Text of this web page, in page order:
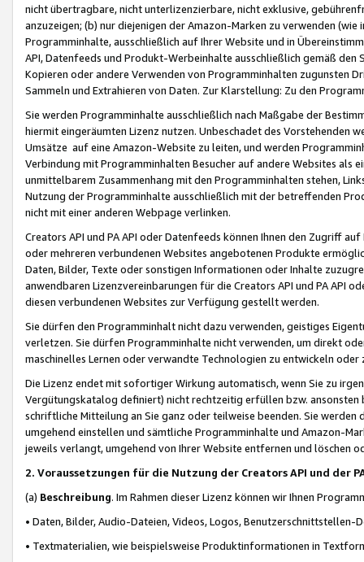
nicht übertragbare, nicht unterlizenzierbare, nicht exklusive,
anzuzeigen; (b) nur diejenigen der Amazon-Marken zu verwenden
Programminhalte, ausschließlich auf Ihrer Website und in
API, Datenfeeds und Produkt-Werbeinhalte ausschließlich gemäß
Kopieren oder andere Verwenden von Programminhalten zugunsten
Sammeln und Extrahieren von Daten. Zur Klarstellung: Zu den
Sie werden Programminhalte ausschließlich nach Maßgabe der
hiermit eingeräumten Lizenz nutzen. Unbeschadet des Vorstehenden
Umsätze auf eine Amazon-Website zu leiten, und werden
Verbindung mit Programminhalten Besucher auf andere Websites als
unmittelbarem Zusammenhang mit den Programminhalten stehen,
Nutzung der Programminhalte ausschließlich mit der betreffenden
nicht mit einer anderen Webpage verlinken.
Creators API und PA API oder Datenfeeds können Ihnen den Zugriff
oder mehreren verbundenen Websites angebotenen Produkte
Daten, Bilder, Texte oder sonstigen Informationen oder Inhalte
anwendbaren Lizenzvereinbarungen für die Creators API und PA API
diesen verbundenen Websites zur Verfügung gestellt werden.
Sie dürfen den Programminhalt nicht dazu verwenden, geistiges
verletzen. Sie dürfen Programminhalte nicht verwenden, um direkt
maschinelles Lernen oder verwandte Technologien zu entwickeln
Die Lizenz endet mit sofortiger Wirkung automatisch, wenn Sie zu
Vergütungskatalog definiert) nicht rechtzeitig erfüllen bzw. ansonsten
schriftliche Mitteilung an Sie ganz oder teilweise beenden. Sie werden
umgehend einstellen und sämtliche Programminhalte und Amazon-
jeweils verlangt, umgehend von Ihrer Website entfernen und löschen
2. Voraussetzungen für die Nutzung der Creators API und der
(a) Beschreibung. Im Rahmen dieser Lizenz können wir Ihnen
• Daten, Bilder, Audio-Dateien, Videos, Logos, Benutzerschnittstellen-
• Textmaterialien, wie beispielsweise Produktinformationen in